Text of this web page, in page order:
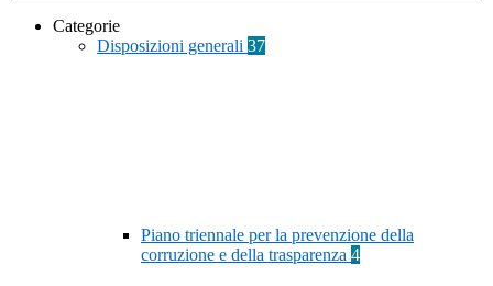
Categorie
Disposizioni generali 37
Piano triennale per la prevenzione della
corruzione e della trasparenza 4